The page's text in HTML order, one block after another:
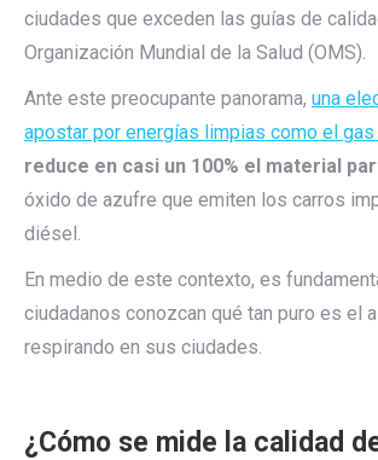
ciudades que exceden las guías de
Organización Mundial de la Salud (OMS).
Ante este preocupante panorama, una
apostar por energías limpias como el gas
reduce en casi un 100% el material
óxido de azufre que emiten los carros
diésel.
En medio de este contexto, es
ciudadanos conozcan qué tan puro es el
respirando en sus ciudades.
¿Cómo se mide la calidad